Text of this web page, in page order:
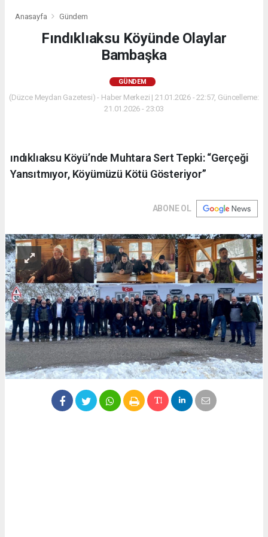
Anasayfa Gündem
Fındıklıaksu Köyünde Olaylar
Bambaşka
GÜNDEM
(Düzce Meydan Gazetesi) - Haber Merkezi | 21.01.2026 - 22:57, Güncelleme:
21.01.2026 - 23:03
ındıklıaksu Köyü’nde Muhtara Sert Tepki: “Gerçeği
Yansıtmıyor, Köyümüzü Kötü Gösteriyor”
ABONE OL